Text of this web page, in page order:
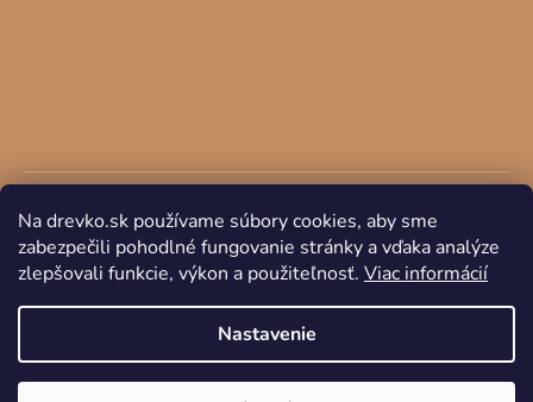
Na drevko.sk používame súbory cookies, aby sme
zabezpečili pohodlné fungovanie stránky a vďaka analýze
zlepšovali funkcie, výkon a použiteľnosť. Viac informácií
Nastavenie